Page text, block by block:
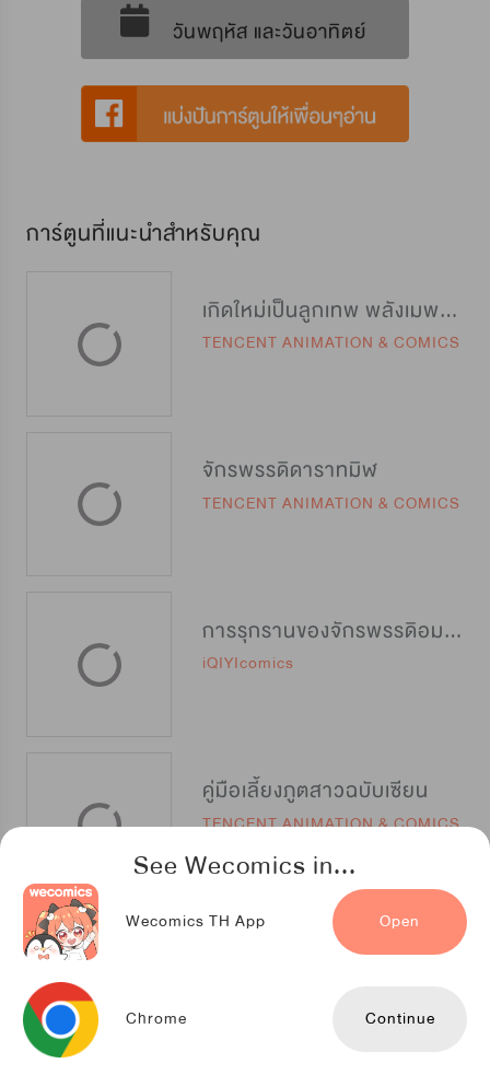
See Wecomics in...
Wecomics TH App Open
Chrome Continue
วันพฤหัส และวันอาทิตย์
การ์ตูนที่แนะนำสำหรับคุณ
เกิดใหม่เป็นลูกเทพ พลังเมพอย่าบอกใคร
TENCENT ANIMATION & COMICS
จักรพรรดิดาราทมิฬ
TENCENT ANIMATION & COMICS
การรุกรานของจักรพรรดิอมตะ
iQIYIcomics
คู่มือเลี้ยงภูตสาวฉบับเซียน
TENCENT ANIMATION & COMICS